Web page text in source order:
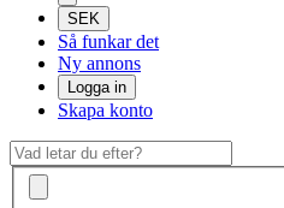
SEK
Så funkar det
Ny annons
Logga in
Skapa konto